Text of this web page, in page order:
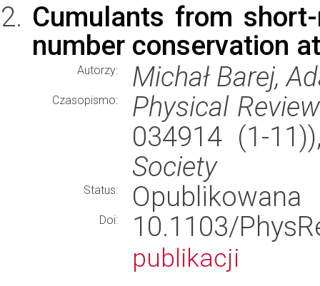
Cumulants from
number conservation
Autorzy: Michał Barej,
Czasopismo:
Physical
034914 (1-
Society
Status: Opublikowana
Doi: 10.1103/
publikacji